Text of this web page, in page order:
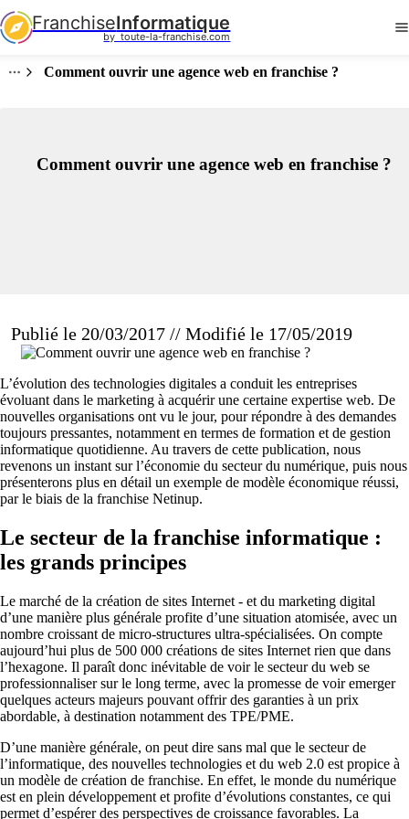
FranchiseInformatique
by  toute-la-franchise.com
Comment ouvrir une agence web en franchise ?
Comment ouvrir une agence web en franchise ?
Publié le 20/03/2017 // Modifié le 17/05/2019
L’évolution des technologies digitales a conduit les entreprises
évoluant dans le marketing à acquérir une certaine expertise web. De
nouvelles organisations ont vu le jour, pour répondre à des demandes
toujours pressantes, notamment en termes de formation et de gestion
informatique quotidienne. Au travers de cette publication, nous
revenons un instant sur l’économie du secteur du numérique, puis nous
présenterons plus en détail un exemple de modèle économique réussi,
par le biais de la franchise Netinup.
Le secteur de la franchise informatique :
les grands principes
Le marché de la création de sites Internet - et du marketing digital
d’une manière plus générale profite d’une situation atomisée, avec un
nombre croissant de micro-structures ultra-spécialisées. On compte
aujourd’hui plus de 500 000 créations de sites Internet rien que dans
l’hexagone. Il paraît donc inévitable de voir le secteur du web se
professionnaliser sur le long terme, avec la promesse de voir emerger
quelques acteurs majeurs pouvant offrir des garanties à un prix
abordable, à destination notamment des TPE/PME.
D’une manière générale, on peut dire sans mal que le secteur de
l’informatique, des nouvelles technologies et du web 2.0 est propice à
un modèle de création de franchise. En effet, le monde du numérique
est en plein développement et profite d’évolutions constantes, ce qui
permet d’espérer des perspectives de croissance favorables. La